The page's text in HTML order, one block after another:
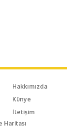
Hakkımızda
Künye
İletişim
Haritası